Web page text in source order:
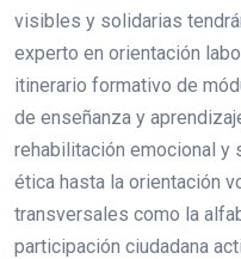
visibles y solidarias
experto en orientación
itinerario formativo de
de enseñanza y
rehabilitación emocional y
ética hasta la orientación
transversales como la
participación ciudadana